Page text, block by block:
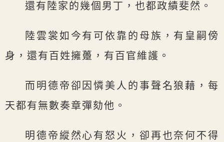
還有陸家的幾個男丁，也都政績斐然。
陸雲裳如今有可依靠的母族，有皇嗣傍
身，還有百姓擁躉，有百官維護。
而明德帝卻因憐美人的事聲名狼藉，每
天都有無數奏章彈劾他。
明德帝縱然心有怒火，卻再也奈何不得